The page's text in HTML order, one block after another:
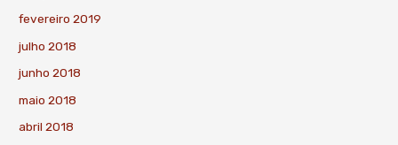
fevereiro 2019
julho 2018
junho 2018
maio 2018
abril 2018